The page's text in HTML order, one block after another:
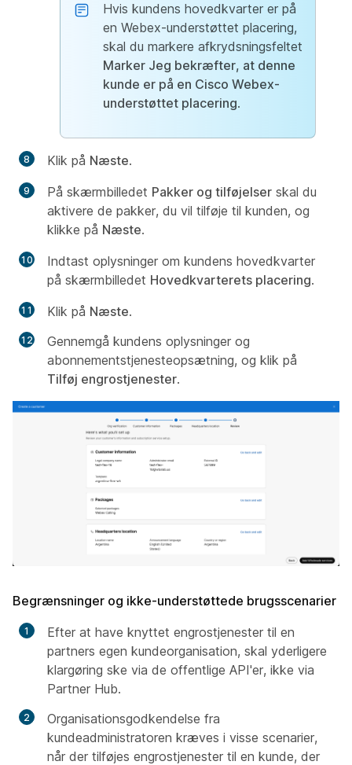
Hvis kundens hovedkvarter er på
en Webex-understøttet placering,
skal du markere afkrydsningsfeltet
Marker Jeg bekræfter, at denne
kunde er på en Cisco Webex-
understøttet placering.
Klik på Næste.
På skærmbilledet Pakker og tilføjelser skal du
aktivere de pakker, du vil tilføje til kunden, og
klikke på Næste.
Indtast oplysninger om kundens hovedkvarter
på skærmbilledet Hovedkvarterets placering.
Klik på Næste.
Gennemgå kundens oplysninger og
abonnementstjenesteopsætning, og klik på
Tilføj engrostjenester.
Begrænsninger og ikke-understøttede brugsscenarier
Efter at have knyttet engrostjenester til en
partners egen kundeorganisation, skal yderligere
klargøring ske via de offentlige API'er, ikke via
Partner Hub.
Organisationsgodkendelse fra
kundeadministratoren kræves i visse scenarier,
når der tilføjes engrostjenester til en kunde, der